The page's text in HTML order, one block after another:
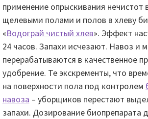
применение опрыскивания нечистот
щелевыми полами и полов в хлеву
«Водограй чистый хлев». Эффект
24 часов. Запахи исчезают. Навоз и
перерабатываются в качественное
удобрение. Те экскременты, что
на поверхности пола под контролем
навоза – уборщиков перестают
запахи. Дозирование биопрепарата